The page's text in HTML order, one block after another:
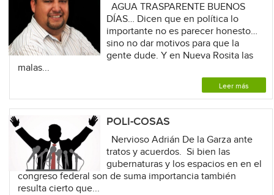
AGUA TRASPARENTE BUENOS
DÍAS… Dicen que en política lo
importante no es parecer honesto…
sino no dar motivos para que la
gente dude. Y en Nueva Rosita las
malas...
Leer más
POLI-COSAS
Nervioso Adrián De la Garza ante
tratos y acuerdos. Si bien las
gubernaturas y los espacios en en el
congreso federal son de suma importancia también
resulta cierto que...